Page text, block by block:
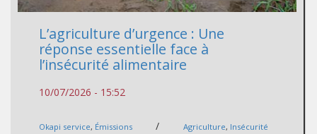
L’agriculture d’urgence : Une
réponse essentielle face à
l’insécurité alimentaire
10/07/2026 - 15:52
Okapi service, Émissions / Agriculture, Insécurité